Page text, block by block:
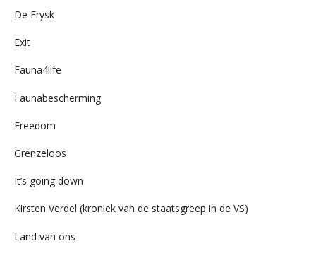
De Frysk
Exit
Fauna4life
Faunabescherming
Freedom
Grenzeloos
It’s going down
Kirsten Verdel (kroniek van de staatsgreep in de VS)
Land van ons